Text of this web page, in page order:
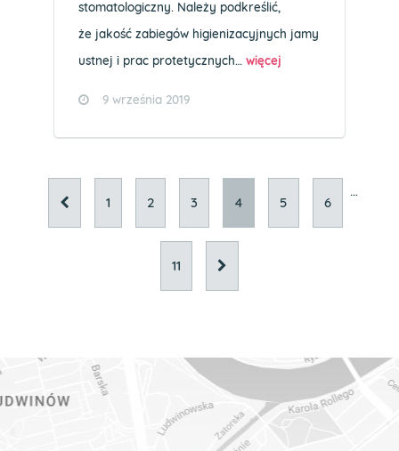
stomatologiczny. Należy podkreślić,
że jakość zabiegów higienizacyjnych jamy
ustnej i prac protetycznych… więcej
9 września 2019
1 2 3 4 5 6
…
11